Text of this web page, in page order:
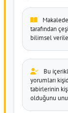
tarafından
bilimsel
Bu
yorumları
tabirlerinin
olduğunu